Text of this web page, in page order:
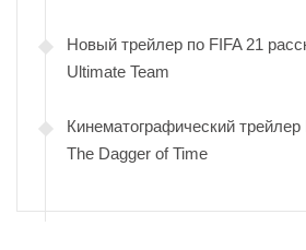
Новый трейлер по FIFA 21
Ultimate Team
Кинематографический
The Dagger of Time